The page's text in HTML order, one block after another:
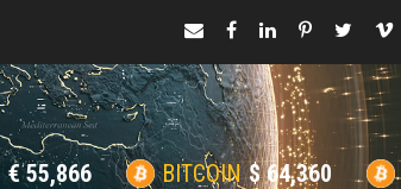
€55,866 BITCOIN $64,360